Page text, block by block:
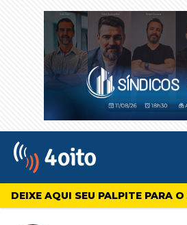
4oito
DEIXE AQUI SEU PALPITE PARA